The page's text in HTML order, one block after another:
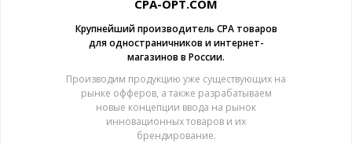
CPA-OPT.COM
Крупнейший производитель CPA товаров
для одностраничников и интернет-
магазинов в России.
Производим продукцию уже существующих на
рынке офферов, а также разрабатываем
новые концепции ввода на рынок
инновационных товаров и их
брендирование.